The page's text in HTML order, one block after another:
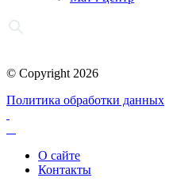
© Copyright 2026
Политика обработки данных
О сайте
Контакты